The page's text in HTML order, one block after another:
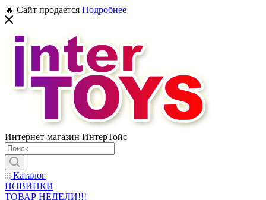
🔥 Сайт продается Подробнее
Интернет-магазин ИнтерТойс
Каталог
НОВИНКИ
ТОВАР НЕДЕЛИ!!!